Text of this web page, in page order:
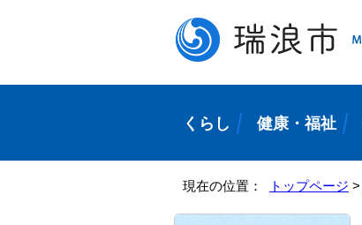
くらし 健康・福祉
現在の位置： トップページ >